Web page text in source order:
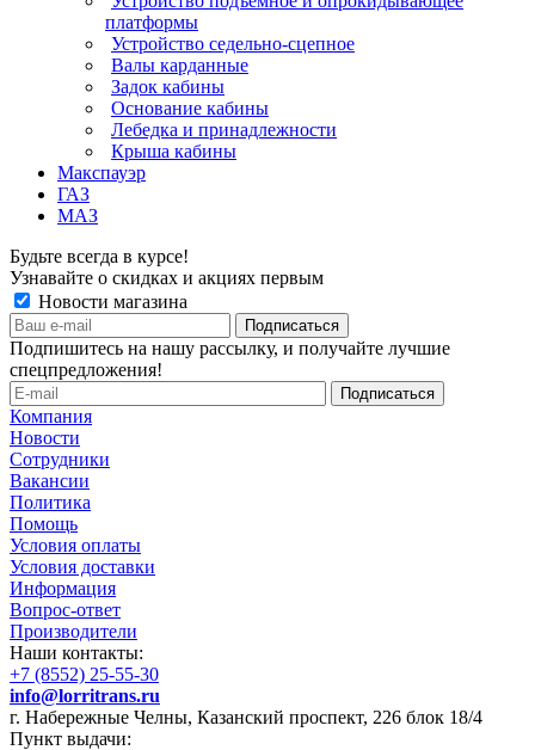
платформы
Устройство седельно-сцепное
Валы карданные
Задок кабины
Основание кабины
Лебедка и принадлежности
Крыша кабины
Макспауэр
ГАЗ
МАЗ
Будьте всегда в курсе!
Узнавайте о скидках и акциях первым
Новости магазина
Подпишитесь на нашу рассылку, и получайте лучшие
спецпредложения!
Компания
Новости
Сотрудники
Вакансии
Политика
Помощь
Условия оплаты
Условия доставки
Информация
Вопрос-ответ
Производители
Наши контакты:
+7 (8552) 25-55-30
info@lorritrans.ru
г. Набережные Челны, Казанский проспект, 226 блок 18/4
Пункт выдачи: